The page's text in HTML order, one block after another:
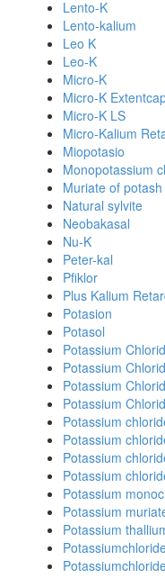
Lento-K
Lento-kalium
Leo K
Leo-K
Micro-K
Micro-K
Micro-K LS
Micro-Kalium
Miopotasio
Monopotassium
Muriate of potash
Natural sylvite
Neobakasal
Nu-K
Peter-kal
Pfiklor
Plus Kalium
Potasion
Potasol
Potassium
Potassium
Potassium
Potassium
Potassium
Potassium
Potassium
Potassium
Potassium
Potassium
Potassium